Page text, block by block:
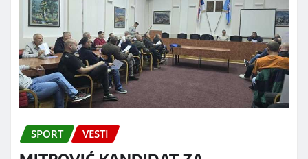
SPORT VESTI